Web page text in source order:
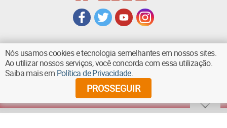
VOLTAR AO TOPO
Diários Associados - Todos os direitos reservados
Nós usamos cookies e tecnologia semelhantes em nossos sites.
Ao utilizar nossos serviços, você concorda com essa utilização.
Saiba mais em Política de Privacidade.
PROSSEGUIR